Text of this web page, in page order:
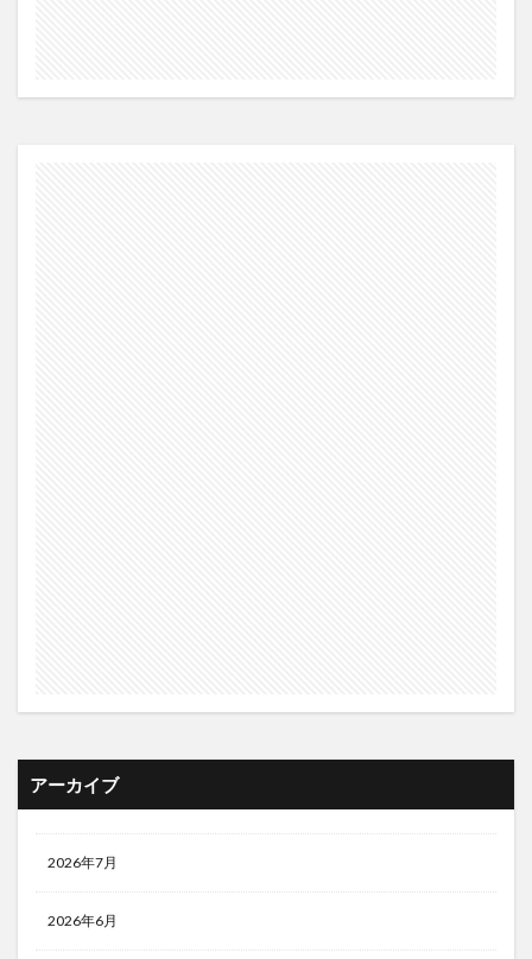
アーカイブ
2026年7月
2026年6月